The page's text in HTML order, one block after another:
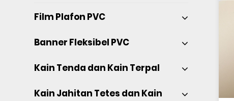
Film Plafon PVC
Banner Fleksibel PVC
Kain Tenda dan Kain Terpal
Kain Jahitan Tetes dan Kain